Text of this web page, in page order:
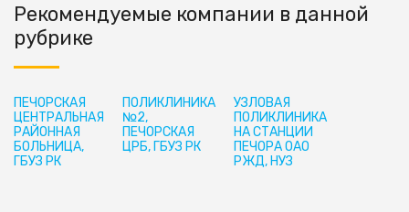
Рекомендуемые компании в данной
рубрике
ПЕЧОРСКАЯ
ЦЕНТРАЛЬНАЯ
РАЙОННАЯ
БОЛЬНИЦА,
ГБУЗ РК
ПОЛИКЛИНИКА
№2,
ПЕЧОРСКАЯ
ЦРБ, ГБУЗ РК
УЗЛОВАЯ
ПОЛИКЛИНИКА
НА СТАНЦИИ
ПЕЧОРА ОАО
РЖД, НУЗ